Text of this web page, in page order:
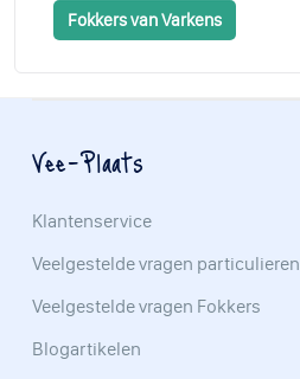
Fokkers van Varkens
Vee-Plaats
Klantenservice
Veelgestelde vragen particulieren
Veelgestelde vragen Fokkers
Blogartikelen